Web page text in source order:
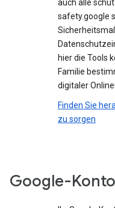
auch alle
safety.google
hier die Tools
Familie
digitaler
Finden Sie
zu sorgen
Google-Konto